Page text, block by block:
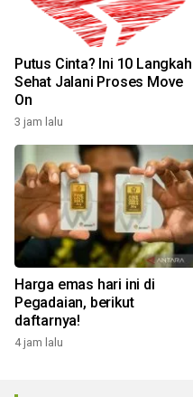
Putus Cinta? Ini 10 Langkah
Sehat Jalani Proses Move
On
3 jam lalu
Harga emas hari ini di
Pegadaian, berikut
daftarnya!
4 jam lalu